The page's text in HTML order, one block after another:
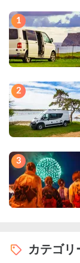
1
2
3
カテゴリ